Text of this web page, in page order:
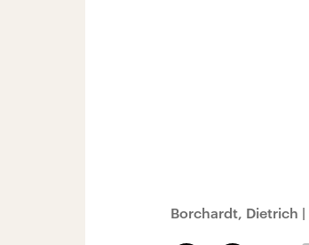
Borchardt, Dietrich |